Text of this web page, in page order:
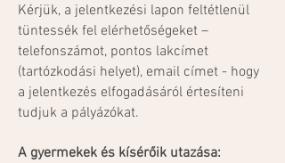
Kérjük, a jelentkezési lapon feltétlenül
tüntessék fel elérhetőségeket –
telefonszámot, pontos lakcímet
(tartózkodási helyet), email címet - hogy
a jelentkezés elfogadásáról értesíteni
tudjuk a pályázókat.
A gyermekek és kísérőik utazása: